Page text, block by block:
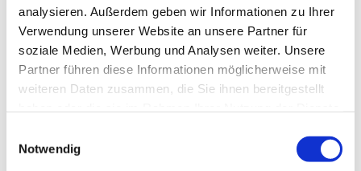
analysieren. Außerdem geben wir Informationen zu Ihrer
Verwendung unserer Website an unsere Partner für
soziale Medien, Werbung und Analysen weiter. Unsere
Partner führen diese Informationen möglicherweise mit
weiteren Daten zusammen, die Sie ihnen bereitgestellt
Notwendig
Sie erreichen Klaudia Nebot über die Tel. Nr. 0177
7886604 oder per MailKlaudianebot@web.de.